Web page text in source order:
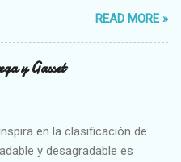
READ MORE »
y Gasset
en la clasificación de
y desagradable es